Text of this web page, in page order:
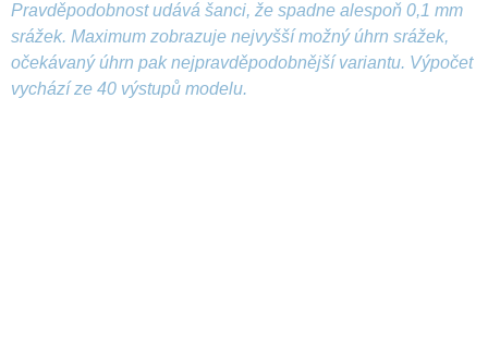
Pravděpodobnost udává šanci, že spadne alespoň 0,1 mm
srážek. Maximum zobrazuje nejvyšší možný úhrn srážek,
očekávaný úhrn pak nejpravděpodobnější variantu. Výpočet
vychází ze 40 výstupů modelu.